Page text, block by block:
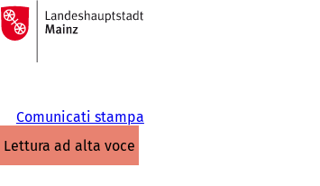
Vai al contenuto
Alla
pagina
iniziale
Comunicati stampa
lettura ad alta voce